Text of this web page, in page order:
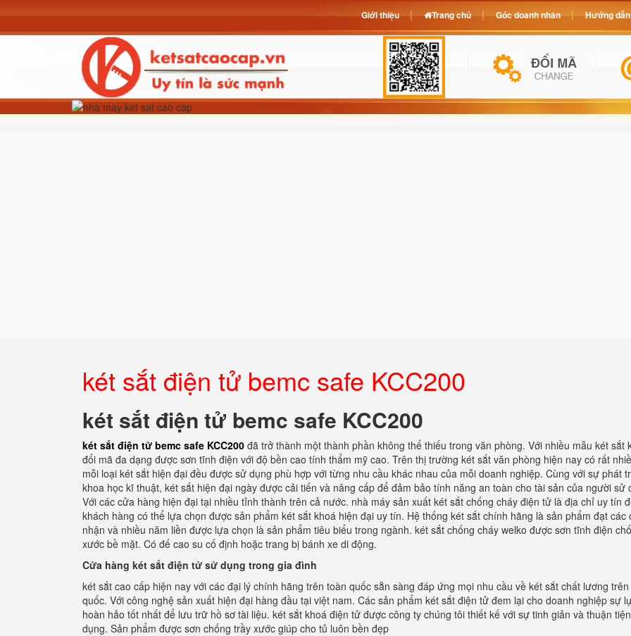
két sắt điện tử bemc safe KCC200
két sắt điện tử bemc safe KCC200
két sắt điện tử bemc safe KCC200 đã trở thành một thành phần không thể thiếu trong văn phòng. Với nhiều mẫu két sắt
đổi mã đa dạng được sơn tĩnh điện với độ bền cao tính thẩm mỹ cao. Trên thị trường két sắt văn phòng hiện nay có rất
mỗi loại két sắt hiện đại đều được sử dụng phù hợp với từng nhu cầu khác nhau của mỗi doanh nghiệp. Cùng với sự phát
khoa học kĩ thuật, két sắt hiện đại ngày được cải tiến và nâng cấp để đảm bảo tính năng an toàn cho tài sản của người sử
Với các cửa hàng hiện đại tại nhiều tỉnh thành trên cả nước. nhà máy sản xuất két sắt chống cháy điện tử là địa chỉ uy tín
khách hàng có thể lựa chọn được sản phẩm két sắt khoá hiện đại uy tín. Hệ thống két sắt chính hãng là sản phẩm đạt các
nhận và nhiều năm liền được lựa chọn là sản phẩm tiêu biểu trong ngành. két sắt chống cháy welko được sơn tĩnh điện
xước bề mặt. Có đế cao su cố định hoặc trang bị bánh xe di động.
Cửa hàng két sắt điện tử sử dụng trong gia đình
két sắt cao cấp hiện nay với các đại lý chính hãng trên toàn quốc sẵn sàng đáp ứng mọi nhu cầu về két sắt chất lương
quốc. Với công nghệ sản xuất hiện đại hàng đầu tại việt nam. Các sản phẩm két sắt điện tử đem lại cho doanh nghiệp sự
hoàn hảo tốt nhất để lưu trữ hồ sơ tài liệu. két sắt khoá điện tử được công ty chúng tôi thiết kế với sự tinh giản và thuận
dụng. Sản phẩm được sơn chống trầy xước giúp cho tủ luôn bền đẹp
Giới thiệu Trang chủ Góc doanh nhân Hướng